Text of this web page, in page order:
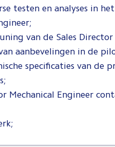
testen en analyses in
van de Sales
aanbevelingen in de
specificaties van de
Mechanical Engineer